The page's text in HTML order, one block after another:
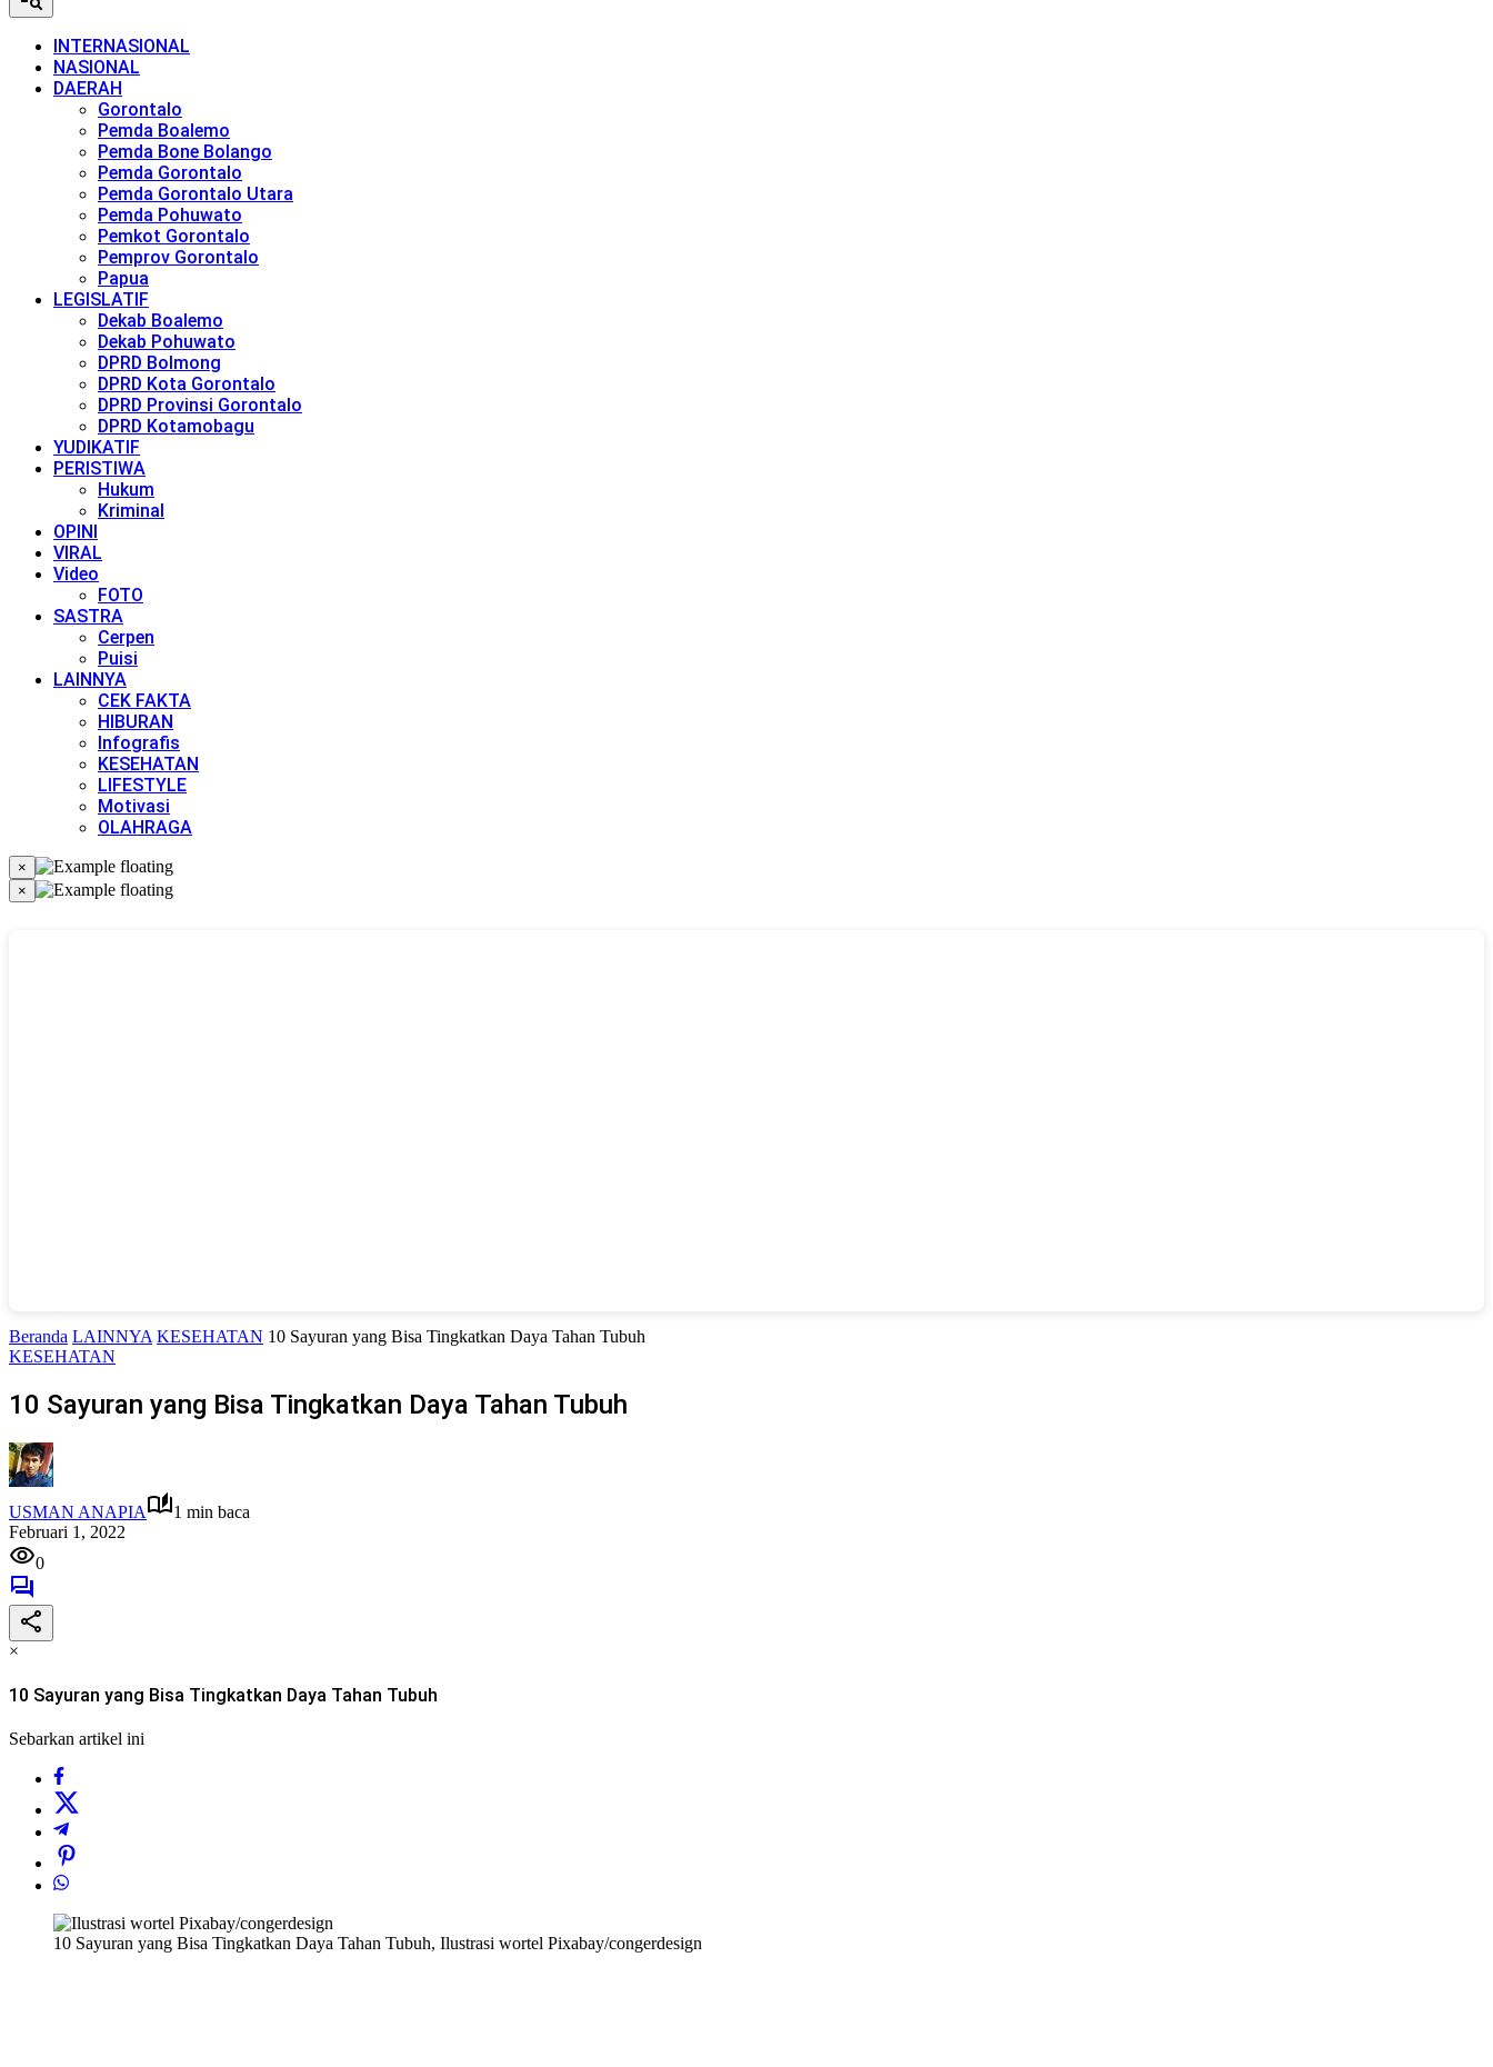
INTERNASIONAL
NASIONAL
DAERAH
Gorontalo
Pemda Boalemo
Pemda Bone Bolango
Pemda Gorontalo
Pemda Gorontalo Utara
Pemda Pohuwato
Pemkot Gorontalo
Pemprov Gorontalo
Papua
LEGISLATIF
Dekab Boalemo
Dekab Pohuwato
DPRD Bolmong
DPRD Kota Gorontalo
DPRD Provinsi Gorontalo
DPRD Kotamobagu
YUDIKATIF
PERISTIWA
Hukum
Kriminal
OPINI
VIRAL
Video
FOTO
SASTRA
Cerpen
Puisi
LAINNYA
CEK FAKTA
HIBURAN
Infografis
KESEHATAN
LIFESTYLE
Motivasi
OLAHRAGA
×
×
Beranda LAINNYA KESEHATAN 10 Sayuran yang Bisa Tingkatkan Daya Tahan Tubuh
KESEHATAN
10 Sayuran yang Bisa Tingkatkan Daya Tahan Tubuh
USMAN ANAPIA
1 min baca
Februari 1, 2022
0
×
10 Sayuran yang Bisa Tingkatkan Daya Tahan Tubuh
Sebarkan artikel ini
10 Sayuran yang Bisa Tingkatkan Daya Tahan Tubuh, Ilustrasi wortel Pixabay/congerdesign